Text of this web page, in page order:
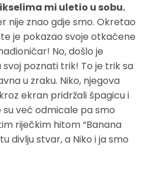
mi uletio u sobu.
nije znao gdje smo. Okretao
je pokazao svoje otkačene
No, došlo je
poznati trik! To je trik sa
u zraku. Niko, njegova
ekran pridržali špagicu i
već odmicale pa smo
riječkim hitom “Banana
divlju stvar, a Niko i ja smo